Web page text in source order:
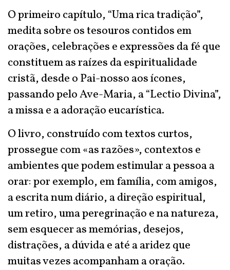
O primeiro capítulo, “Uma rica tradição”,
medita sobre os tesouros contidos em
orações, celebrações e expressões da fé que
constituem as raízes da espiritualidade
cristã, desde o Pai-nosso aos ícones,
passando pelo Ave-Maria, a “Lectio Divina”,
a missa e a adoração eucarística.
O livro, construído com textos curtos,
prossegue com «as razões», contextos e
ambientes que podem estimular a pessoa a
orar: por exemplo, em família, com amigos,
a escrita num diário, a direção espiritual,
um retiro, uma peregrinação e na natureza,
sem esquecer as memórias, desejos,
distrações, a dúvida e até a aridez que
muitas vezes acompanham a oração.